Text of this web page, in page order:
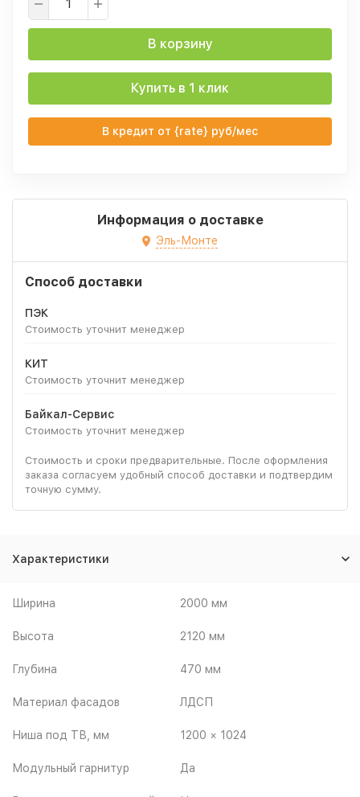
В корзину
Купить в 1 клик
В кредит от {rate} руб/мес
Информация о доставке
Эль-Монте
Способ доставки
ПЭК
Стоимость уточнит менеджер
КИТ
Стоимость уточнит менеджер
Байкал-Сервис
Стоимость уточнит менеджер
Стоимость и сроки предварительные. После оформления
заказа согласуем удобный способ доставки и подтвердим
точную сумму.
Характеристики
Ширина 2000 мм
Высота 2120 мм
Глубина 470 мм
Материал фасадов ЛДСП
Ниша под ТВ, мм 1200 × 1024
Модульный гарнитур Да